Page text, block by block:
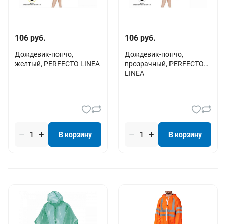
106 руб.
Дождевик-пончо,
желтый, PERFECTO LINEA
В корзину
106 руб.
Дождевик-пончо,
прозрачный, PERFECTO
LINEA
В корзину